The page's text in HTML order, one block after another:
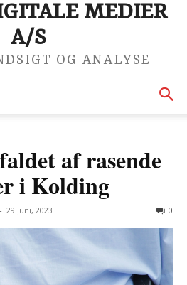
MEDIER
A/S
OG ANALYSE
af rasende
i Kolding
- 29 juni, 2023 0